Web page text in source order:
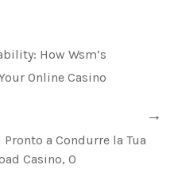
How Wsm’s
Online Casino
a Condurre la Tua
Casino, O